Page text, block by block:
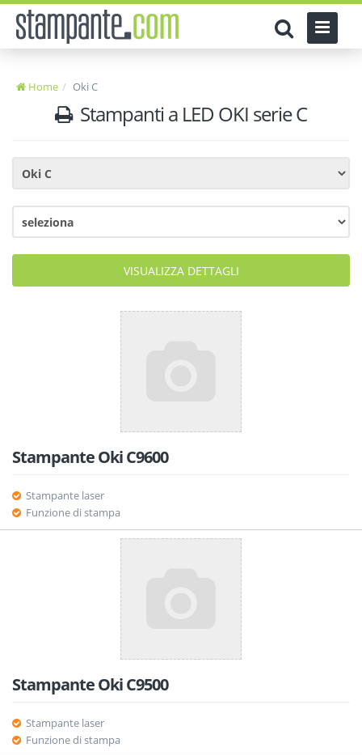
Home Oki C
Stampanti a LED OKI serie C
VISUALIZZA DETTAGLI
Stampante Oki C9600
Stampante laser
Funzione di stampa
Stampante Oki C9500
Stampante laser
Funzione di stampa